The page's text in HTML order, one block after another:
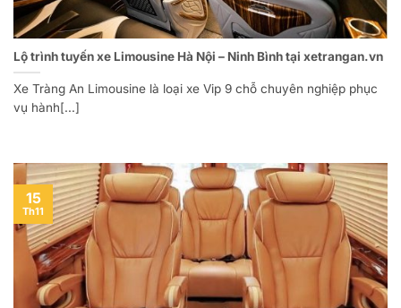
Lộ trình tuyến xe Limousine Hà Nội – Ninh Bình tại xetrangan.vn
Xe Tràng An Limousine là loại xe Vip 9 chỗ chuyên nghiệp phục
vụ hành[...]
15
Th11